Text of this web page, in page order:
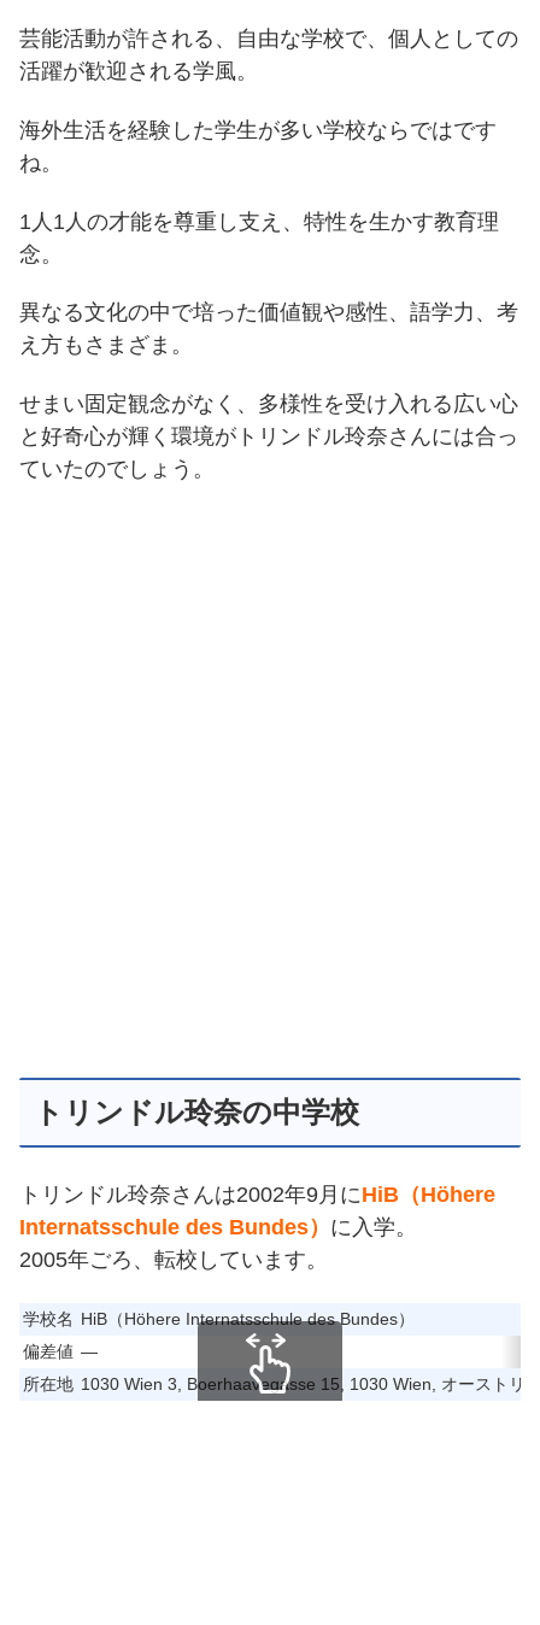
芸能活動が許される、自由な学校で、個人としての
活躍が歓迎される学風。
海外生活を経験した学生が多い学校ならではです
ね。
1人1人の才能を尊重し支え、特性を生かす教育理
念。
異なる文化の中で培った価値観や感性、語学力、考
え方もさまざま。
せまい固定観念がなく、多様性を受け入れる広い心
と好奇心が輝く環境がトリンドル玲奈さんには合っ
ていたのでしょう。
トリンドル玲奈の中学校
トリンドル玲奈さんは2002年9月にHiB（Höhere
Internatsschule des Bundes） に入学。
2005年ごろ、転校しています。
学校名 HiB（Höhere Internatsschule des Bundes）
偏差値 ―
所在地 1030 Wien 3, Boerhaavegasse 15, 1030 Wien, オーストリ